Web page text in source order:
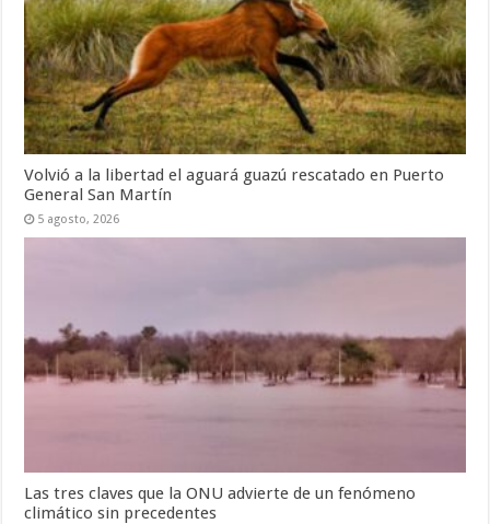
Volvió a la libertad el aguará guazú rescatado en Puerto
General San Martín
5 agosto, 2026
Las tres claves que la ONU advierte de un fenómeno
climático sin precedentes